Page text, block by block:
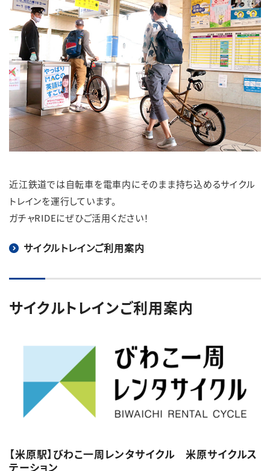
近江鉄道では自転車を電車内にそのまま持ち込めるサイクル
トレインを運行しています。
ガチャRIDEにぜひご活用ください！
サイクルトレインご利用案内
サイクルトレインご利用案内
【米原駅】びわこ一周レンタサイクル 米原サイクルス
テーション